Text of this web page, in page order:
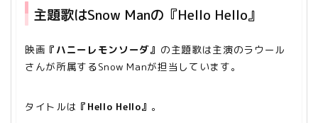
主題歌はSnow Manの『Hello Hello』
映画 『ハニーレモンソーダ』 の主題歌は主演のラウール
さんが所属するSnow Manが担当しています。
タイトルは 『Hello Hello』 。